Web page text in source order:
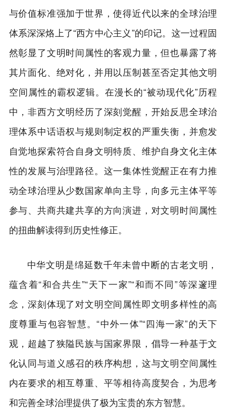
与价值标准强加于世界，使得近代以来的全球治理
体系深深烙上了“西方中心主义”的印记。这一过程固
然彰显了文明时间属性的客观力量，但也暴露了将
其片面化、绝对化，并用以压制甚至否定其他文明
空间属性的霸权逻辑。在漫长的“被动现代化”历程
中，非西方文明经历了深刻觉醒，开始反思全球治
理体系中话语权与规则制定权的严重失衡，并愈发
自觉地探索符合自身文明特质、维护自身文化主体
性的发展与治理路径。这一集体性觉醒正在有力推
动全球治理从少数国家单向主导，向多元主体平等
参与、共商共建共享的方向演进，对文明时间属性
的扭曲解读得到历史性修正。
中华文明是绵延数千年未曾中断的古老文明，
蕴含着“和合共生”“天下一家”“和而不同”等深邃理
念，深刻体现了对文明空间属性即文明多样性的高
度尊重与包容智慧。“中外一体”“四海一家”的天下
观，超越了狭隘民族与国家界限，倡导一种基于文
化认同与道义感召的秩序构想，这与文明空间属性
内在要求的相互尊重、平等相待高度契合，为思考
和完善全球治理提供了极为宝贵的东方智慧。